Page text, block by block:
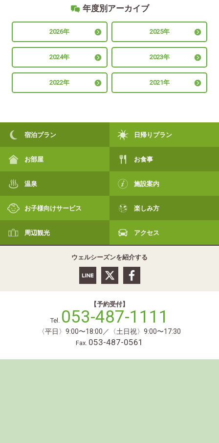
年度別アーカイブ
2026年 2025年
2024年 2023年
2022年 2021年
宿泊プラン 日帰りプラン
お部屋 お食事
温泉 施設案内
お子様向けサービス 楽しみ方
周辺観光 アクセス
ウェルシーズンを紹介する
【予約受付】
Tel. 053-487-1111
〈平日〉9:00〜18:00／〈土日祝〉9:00〜17:30
Fax. 053-487-0561